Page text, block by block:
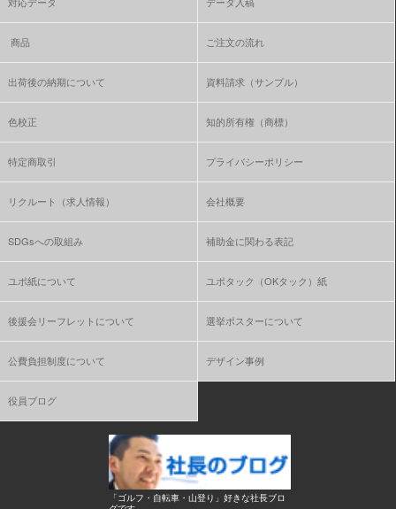
商品 ご注文の流れ
出荷後の納期について 資料請求（サンプル）
色校正 知的所有権（商標）
特定商取引 プライバシーポリシー
リクルート（求人情報） 会社概要
SDGsへの取組み 補助金に関わる表記
ユポ紙について ユポタック（OKタック）紙
後援会リーフレットについて 選挙ポスターについて
公費負担制度について デザイン事例
役員ブログ
「ゴルフ・自転車・山登り」好きな社長ブロ